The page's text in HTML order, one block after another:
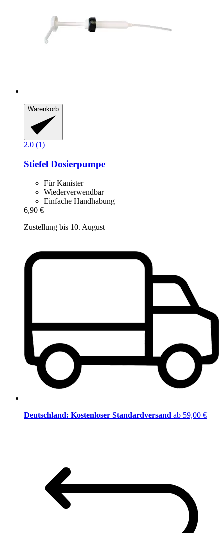
Warenkorb
2.0 (1)
Stiefel Dosierpumpe
Für Kanister
Wiederverwendbar
Einfache Handhabung
6,90 €
Zustellung bis 10. August
Deutschland: Kostenloser Standardversand ab 59,00 €